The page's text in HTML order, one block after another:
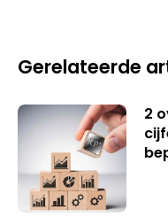
Gerelateerde
2